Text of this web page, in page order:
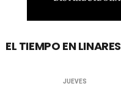
EL TIEMPO EN LINARES